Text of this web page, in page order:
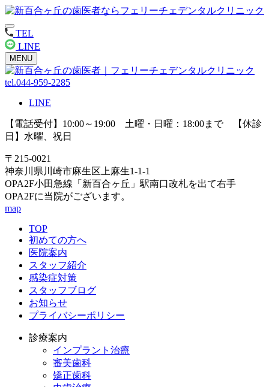
TEL
LINE
MENU
tel.044-959-2285
LINE
【電話受付】10:00～19:00 土曜・日曜：18:00まで 【休診
日】水曜、祝日
〒215-0021
神奈川県川崎市麻生区上麻生1-1-1
OPA2F小田急線「新百合ヶ丘」駅南口改札を出て右手
OPA2Fに当院がございます。
map
TOP
初めての方へ
医院案内
スタッフ紹介
感染症対策
スタッフブログ
お知らせ
プライバシーポリシー
診療案内
インプラント治療
審美歯科
矯正歯科